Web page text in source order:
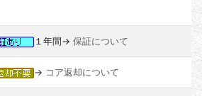
１年間→ 保証について
→ コア返却について